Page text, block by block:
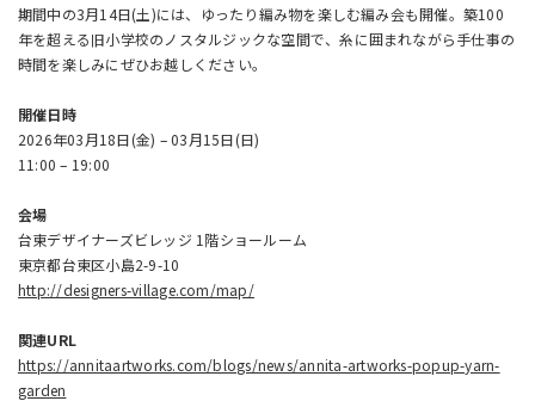
期間中の3月14日(土)には、ゆったり編み物を楽しむ編み会も開催。築100
年を超える旧小学校のノスタルジックな空間で、糸に囲まれながら手仕事の
時間を楽しみにぜひお越しください。
開催日時
2026年03月18日(金) – 03月15日(日)
11:00 – 19:00
会場
台東デザイナーズビレッジ 1階ショールーム
東京都台東区小島2-9-10
http://designers-village.com/map/
関連URL
https://annitaartworks.com/blogs/news/annita-artworks-popup-yarn-
garden